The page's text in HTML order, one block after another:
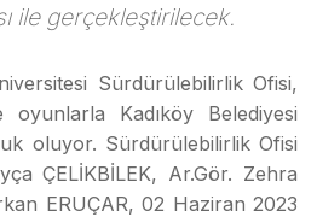
ile gerçekleştirilecek.
Sürdürülebilirlik Ofisi,
Kadıköy Belediyesi
oluyor. Sürdürülebilirlik Ofisi
ÇELİKBİLEK, Ar.Gör. Zehra
ERUÇAR, 02 Haziran 2023